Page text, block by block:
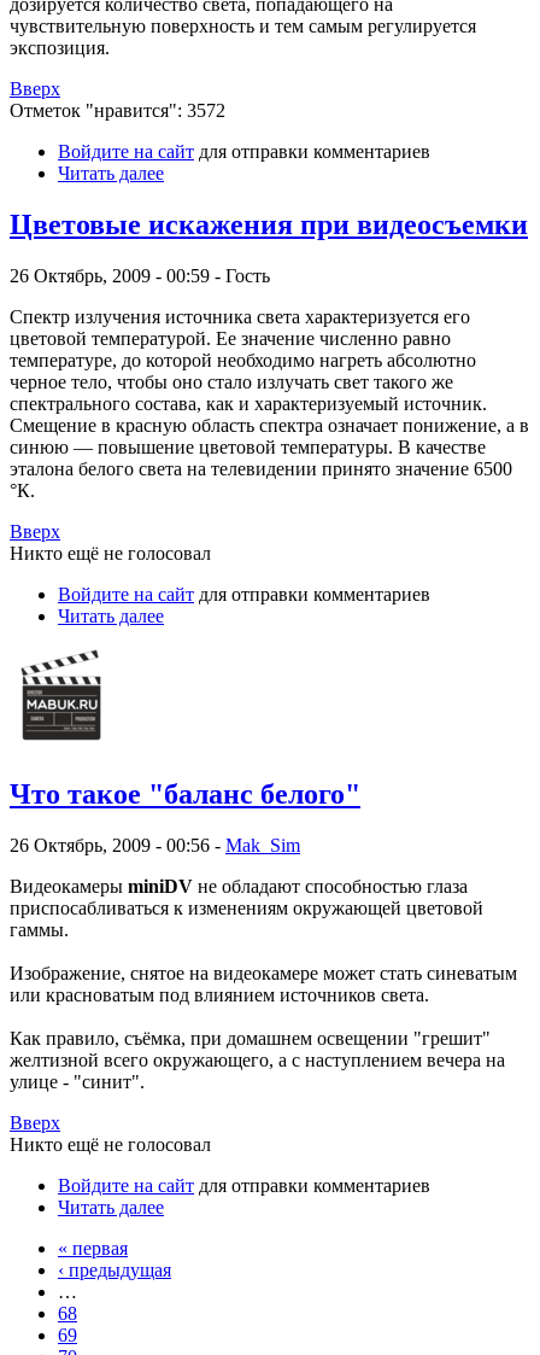
дозируется количество света, попадающего на
чувствительную поверхность и тем самым регулируется
экспозиция.
Вверх
Отметок "нравится": 3572
Войдите на сайт для отправки комментариев
Читать далее
Цветовые искажения при видеосъемки
26 Октябрь, 2009 - 00:59 - Гость
Спектр излучения источника света характеризуется его
цветовой температурой. Ее значение численно равно
температуре, до которой необходимо нагреть абсолютно
черное тело, чтобы оно стало излучать свет такого же
спектрального состава, как и характеризуемый источник.
Смещение в красную область спектра означает понижение, а в
синюю — повышение цветовой температуры. В качестве
эталона белого света на телевидении принято значение 6500
°К.
Вверх
Никто ещё не голосовал
Войдите на сайт для отправки комментариев
Читать далее
Что такое "баланс белого"
26 Октябрь, 2009 - 00:56 - Mak_Sim
Видеокамеры miniDV не обладают способностью глаза
приспосабливаться к изменениям окружающей цветовой
гаммы.
Изображение, снятое на видеокамере может стать синеватым
или красноватым под влиянием источников света.
Как правило, съёмка, при домашнем освещении "грешит"
желтизной всего окружающего, а с наступлением вечера на
улице - "синит".
Вверх
Никто ещё не голосовал
Войдите на сайт для отправки комментариев
Читать далее
« первая
‹ предыдущая
…
68
69